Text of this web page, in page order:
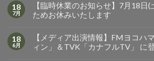
18
7月
【臨時休業のお知らせ】7月18日
ためお休みいたします
18
6月
【メディア出演情報】FMヨコハ
ィン」＆TVK「カナフルTV」 に